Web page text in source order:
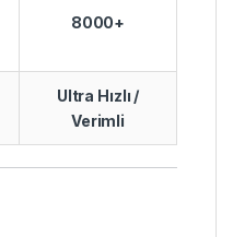
8000+
Ultra Hızlı /
Verimli